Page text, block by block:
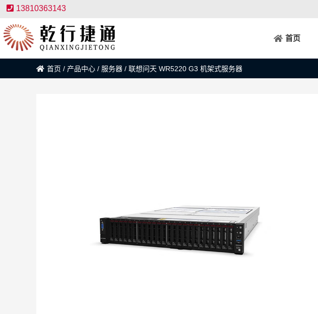
13810363143
首页
首页 / 产品中心 / 服务器 / 联想问天 WR5220 G3 机架式服务器